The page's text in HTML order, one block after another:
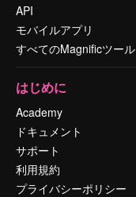
API
モバイルアプリ
すべてのMagnificツール
はじめに
Academy
ドキュメント
サポート
利用規約
プライバシーポリシー